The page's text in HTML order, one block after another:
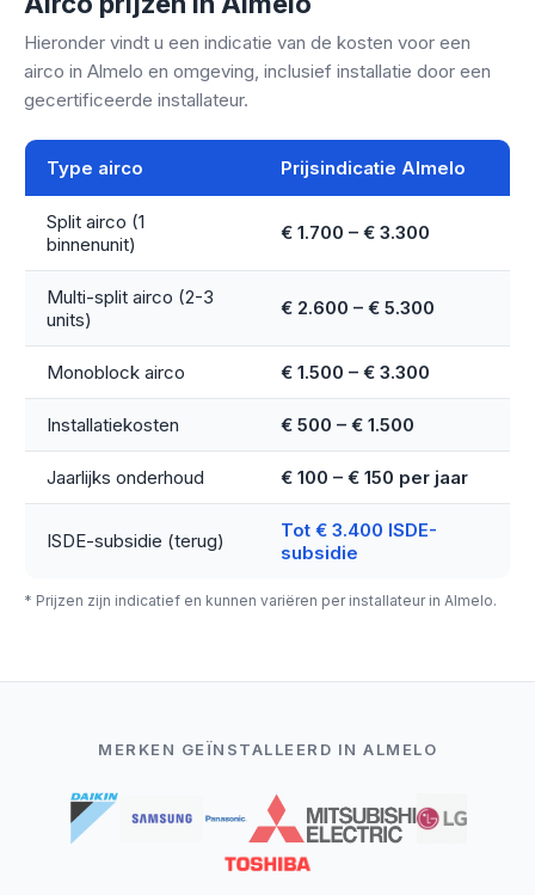
Hieronder vindt u een indicatie van de kosten voor een
airco in Almelo en omgeving, inclusief installatie door een
gecertificeerde installateur.
Type airco Prijsindicatie Almelo
Split airco (1
binnenunit)
€ 1.700 – € 3.300
Multi-split airco (2-3
units)
€ 2.600 – € 5.300
Monoblock airco € 1.500 – € 3.300
Installatiekosten € 500 – € 1.500
Jaarlijks onderhoud € 100 – € 150 per jaar
ISDE-subsidie (terug)
Tot € 3.400 ISDE-
subsidie
* Prijzen zijn indicatief en kunnen variëren per installateur in Almelo.
MERKEN GEÏNSTALLEERD IN ALMELO